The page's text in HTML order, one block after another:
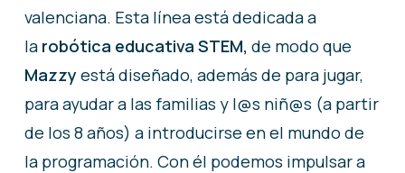
valenciana. Esta línea está dedicada a
la robótica educativa STEM, de modo que
Mazzy está diseñado, además de para jugar,
para ayudar a las familias y l@s niñ@s (a partir
de los 8 años) a introducirse en el mundo de
la programación. Con él podemos impulsar a